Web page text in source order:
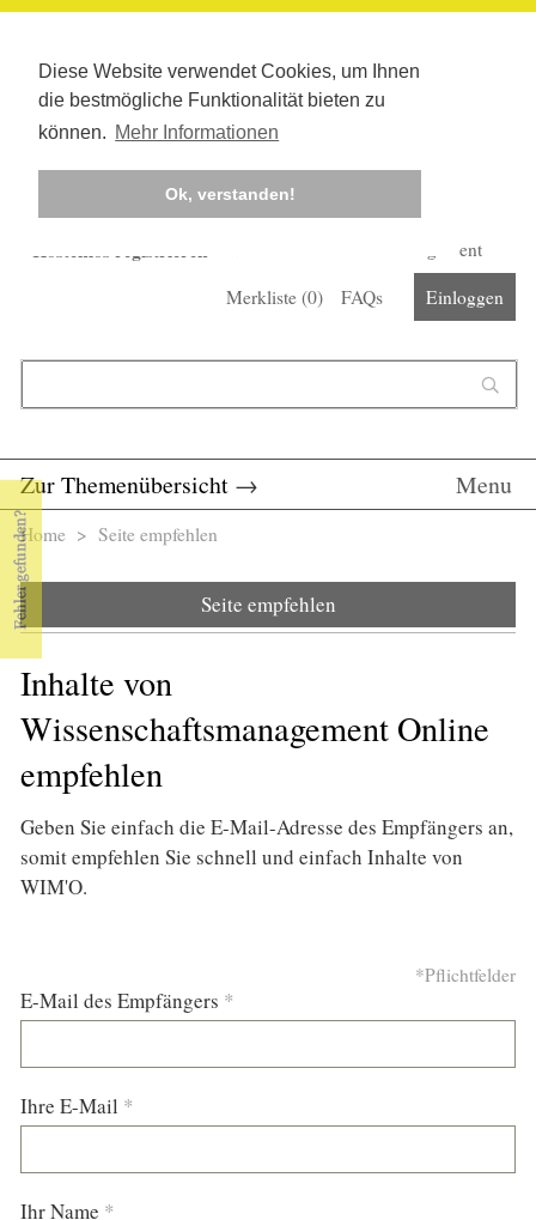
Diese Website verwendet Cookies, um Ihnen
die bestmögliche Funktionalität bieten zu
können. Mehr Informationen
Ok, verstanden!
Kostenlos registrieren
Corona-Management
Merkliste (0) FAQs Einloggen
Zur Themenübersicht → Menu
Sie sind hier
Home > Seite empfehlen
Seite empfehlen
Inhalte von
Wissenschaftsmanagement Online
empfehlen
Geben Sie einfach die E-Mail-Adresse des Empfängers an,
somit empfehlen Sie schnell und einfach Inhalte von
WIM'O.
*Pflichtfelder
E-Mail des Empfängers *
Ihre E-Mail *
Ihr Name *